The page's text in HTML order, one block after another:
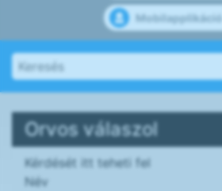
Mobilapplikáció
Orvos válaszol
Kérdését itt teheti fel
Név